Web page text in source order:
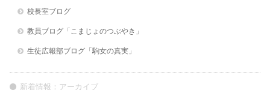
校長室ブログ
教員ブログ「こまじょのつぶやき」
生徒広報部ブログ「駒女の真実」
新着情報：アーカイブ